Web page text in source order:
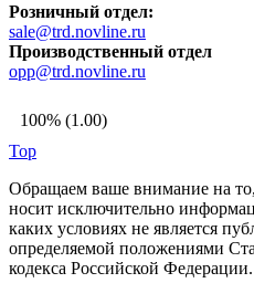
Розничный отдел:
sale@trd.novline.ru
Производственный отдел
opp@trd.novline.ru
100% (1.00)
Top
Обращаем ваше внимание на
носит исключительно
каких условиях не является
определяемой положениями
кодекса Российской Федерации.